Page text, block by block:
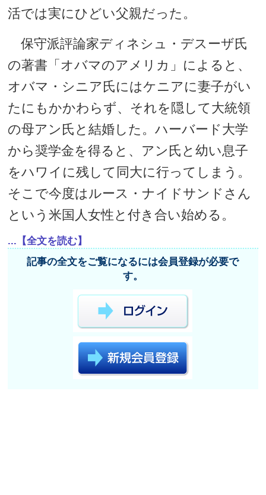
活では実にひどい父親だった。
保守派評論家ディネシュ・デスーザ氏
の著書「オバマのアメリカ」によると、
オバマ・シニア氏にはケニアに妻子がい
たにもかかわらず、それを隠して大統領
の母アン氏と結婚した。ハーバード大学
から奨学金を得ると、アン氏と幼い息子
をハワイに残して同大に行ってしまう。
そこで今度はルース・ナイドサンドさん
という米国人女性と付き合い始める。
...【全文を読む】
記事の全文をご覧になるには会員登録が必要で
す。